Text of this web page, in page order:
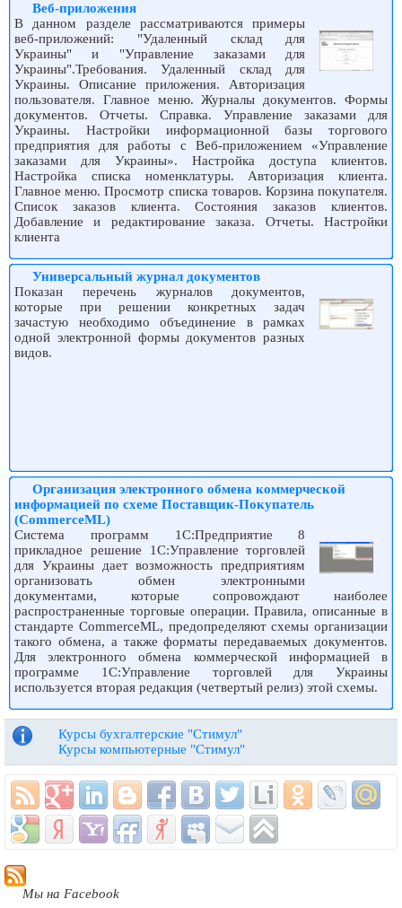
Веб-приложения
В данном разделе рассматриваются примеры
веб-приложений: "Удаленный склад для
Украины" и "Управление заказами для
Украины".Требования. Удаленный склад для
Украины. Описание приложения. Авторизация
пользователя. Главное меню. Журналы документов. Формы
документов. Отчеты. Справка. Управление заказами для
Украины. Настройки информационной базы торгового
предприятия для работы с Веб-приложением «Управление
заказами для Украины». Настройка доступа клиентов.
Настройка списка номенклатуры. Авторизация клиента.
Главное меню. Просмотр списка товаров. Корзина покупателя.
Список заказов клиента. Состояния заказов клиентов.
Добавление и редактирование заказа. Отчеты. Настройки
клиента
Универсальный журнал документов
Показан перечень журналов документов,
которые при решении конкретных задач
зачастую необходимо объединение в рамках
одной электронной формы документов разных
видов.
Организация электронного обмена коммерческой
информацией по схеме Поставщик-Покупатель
(CommerceML)
Система программ 1С:Предприятие 8
прикладное решение 1С:Управление торговлей
для Украины дает возможность предприятиям
организовать обмен электронными
документами, которые сопровождают наиболее
распространенные торговые операции. Правила, описанные в
стандарте CommerceML, предопределяют схемы организации
такого обмена, а также форматы передаваемых документов.
Для электронного обмена коммерческой информацией в
программе 1С:Управление торговлей для Украины
используется вторая редакция (четвертый релиз) этой схемы.
Курсы бухгалтерские "Стимул"
Курсы компьютерные "Стимул"
Мы на Facebook